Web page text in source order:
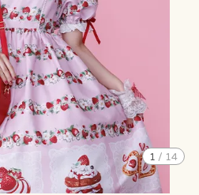
1 / 14